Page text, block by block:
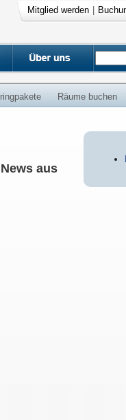
Mitglied werden
Räume buchen
aus